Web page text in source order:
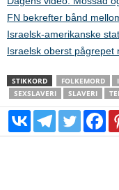
FN bekrefter bånd
Israelsk-amerikanske
Israelsk oberst pågrepet
STIKKORD FOLKEMORD
SEXSLAVERI
SLAVERI